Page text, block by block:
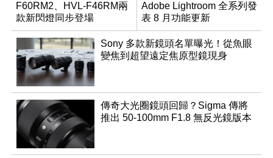
F60RM2、HVL-F46RM兩
款新閃燈同步登場
Adobe Lightroom 全系列發
表 8 月功能更新
Sony 多款新鏡頭名單曝光！從魚眼
變焦到超望遠定焦原型鏡現身
傳奇大光圈鏡頭回歸？Sigma 傳將
推出 50-100mm F1.8 無反光鏡版本